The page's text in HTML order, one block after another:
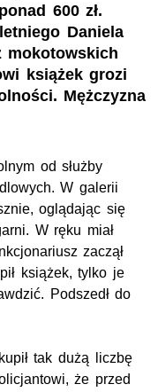
600 zł.
Daniela
mokotowskich
książek grozi
Mężczyzna
od służby
W galerii
oglądając się
W ręku miał
zaczął
książek, tylko je
Podszedł do
tak dużą liczbę
że przed